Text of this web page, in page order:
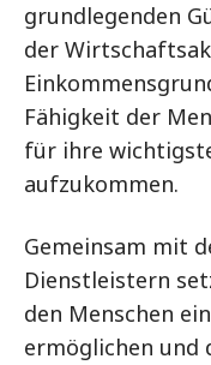
grundlegenden
der
Fähigkeit der
für ihre
aufzukommen.
Gemeinsam mit
Dienstleistern
den Menschen
ermöglichen und